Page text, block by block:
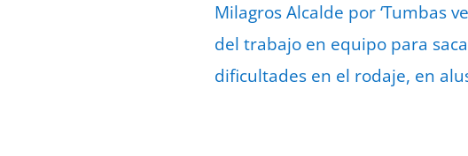
Milagros Alcalde por ‘Tumbas
del trabajo en equipo para
dificultades en el rodaje, en